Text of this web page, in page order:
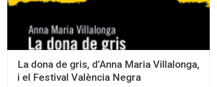
La dona de gris, d’Anna Maria Villalonga,
i el Festival València Negra